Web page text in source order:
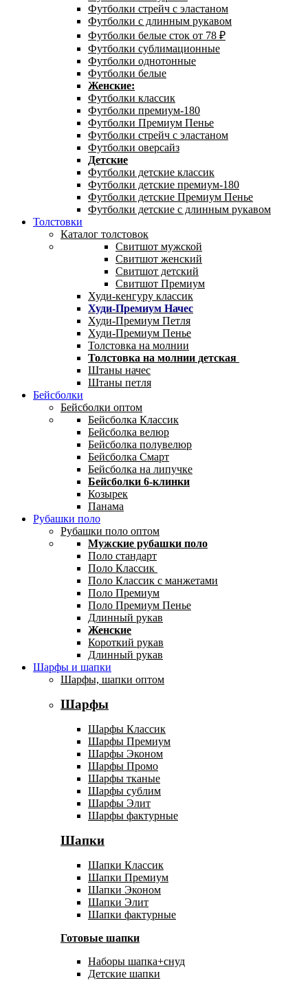
Футболки стрейч с эластаном
Футболки с длинным рукавом
Футболки белые сток от 78 ₽
Футболки сублимационные
Футболки однотонные
Футболки белые
Женские:
Футболки классик
Футболки премиум-180
Футболки Премиум Пенье
Футболки стрейч с эластаном
Футболки оверсайз
Детские
Футболки детские классик
Футболки детские премиум-180
Футболки детские Премиум Пенье
Футболки детские с длинным рукавом
Толстовки
Каталог толстовок
Свитшот мужской
Свитшот женский
Свитшот детский
Свитшот Премиум
Худи-кенгуру классик
Худи-Премиум Начес
Худи-Премиум Петля
Худи-Премиум Пенье
Толстовка на молнии
Толстовка на молнии детская
Штаны начес
Штаны петля
Бейсболки
Бейсболки оптом
Бейсболка Классик
Бейсболка велюр
Бейсболка полувелюр
Бейсболка Смарт
Бейсболка на липучке
Бейсболки 6-клинки
Козырек
Панама
Рубашки поло
Рубашки поло оптом
Мужские рубашки поло
Поло стандарт
Поло Классик
Поло Классик с манжетами
Поло Премиум
Поло Премиум Пенье
Длинный рукав
Женские
Короткий рукав
Длинный рукав
Шарфы и шапки
Шарфы, шапки оптом
Шарфы
Шарфы Классик
Шарфы Премиум
Шарфы Эконом
Шарфы Промо
Шарфы тканые
Шарфы сублим
Шарфы Элит
Шарфы фактурные
Шапки
Шапки Классик
Шапки Премиум
Шапки Эконом
Шапки Элит
Шапки фактурные
Готовые шапки
Наборы шапка+снуд
Детские шапки